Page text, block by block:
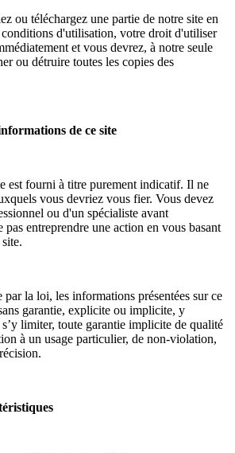
ou téléchargez une partie de notre site en
conditions d'utilisation, votre droit d'utiliser
et vous devrez, à notre seule
ou détruire toutes les copies des
de ce site
est fourni à titre purement indicatif. Il ne
vous devriez vous fier. Vous devez
ou d'un spécialiste avant
pas entreprendre une action en vous basant
la loi, les informations présentées sur ce
garantie, explicite ou implicite, y
limiter, toute garantie implicite de qualité
à un usage particulier, de non-violation,